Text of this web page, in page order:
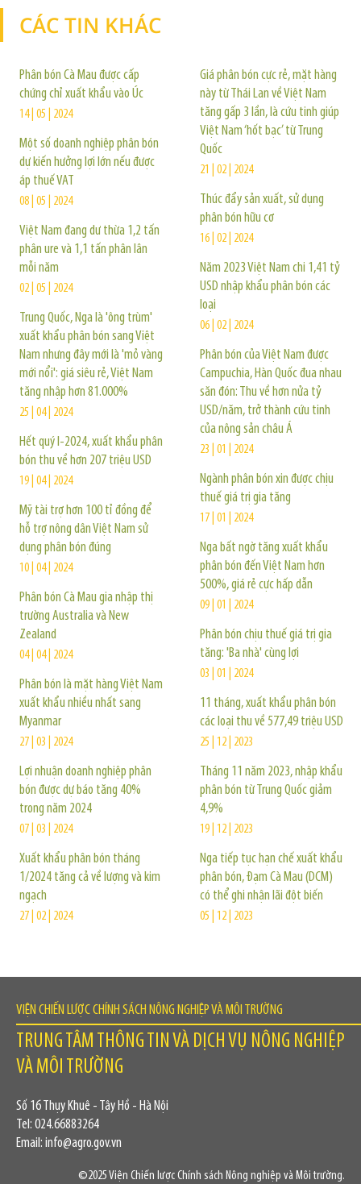
CÁC TIN KHÁC
Phân bón Cà Mau được cấp
chứng chỉ xuất khẩu vào Úc
14 | 05 | 2024
Một số doanh nghiệp phân bón
dự kiến hưởng lợi lớn nếu được
áp thuế VAT
08 | 05 | 2024
Việt Nam đang dư thừa 1,2 tấn
phân ure và 1,1 tấn phân lân
mỗi năm
02 | 05 | 2024
Trung Quốc, Nga là 'ông trùm'
xuất khẩu phân bón sang Việt
Nam nhưng đây mới là 'mỏ vàng
mới nổi': giá siêu rẻ, Việt Nam
tăng nhập hơn 81.000%
25 | 04 | 2024
Hết quý I-2024, xuất khẩu phân
bón thu về hơn 207 triệu USD
19 | 04 | 2024
Mỹ tài trợ hơn 100 tỉ đồng để
hỗ trợ nông dân Việt Nam sử
dụng phân bón đúng
10 | 04 | 2024
Phân bón Cà Mau gia nhập thị
trường Australia và New
Zealand
04 | 04 | 2024
Phân bón là mặt hàng Việt Nam
xuất khẩu nhiều nhất sang
Myanmar
27 | 03 | 2024
Lợi nhuận doanh nghiệp phân
bón được dự báo tăng 40%
trong năm 2024
07 | 03 | 2024
Xuất khẩu phân bón tháng
1/2024 tăng cả về lượng và kim
ngạch
27 | 02 | 2024
Giá phân bón cực rẻ, mặt hàng
này từ Thái Lan về Việt Nam
tăng gấp 3 lần, là cứu tinh giúp
Việt Nam ‘hốt bạc’ từ Trung
Quốc
21 | 02 | 2024
Thúc đẩy sản xuất, sử dụng
phân bón hữu cơ
16 | 02 | 2024
Năm 2023 Việt Nam chi 1,41 tỷ
USD nhập khẩu phân bón các
loại
06 | 02 | 2024
Phân bón của Việt Nam được
Campuchia, Hàn Quốc đua nhau
săn đón: Thu về hơn nửa tỷ
USD/năm, trở thành cứu tinh
của nông sản châu Á
23 | 01 | 2024
Ngành phân bón xin được chịu
thuế giá trị gia tăng
17 | 01 | 2024
Nga bất ngờ tăng xuất khẩu
phân bón đến Việt Nam hơn
500%, giá rẻ cực hấp dẫn
09 | 01 | 2024
Phân bón chịu thuế giá trị gia
tăng: 'Ba nhà' cùng lợi
03 | 01 | 2024
11 tháng, xuất khẩu phân bón
các loại thu về 577,49 triệu USD
25 | 12 | 2023
Tháng 11 năm 2023, nhập khẩu
phân bón từ Trung Quốc giảm
4,9%
19 | 12 | 2023
Nga tiếp tục hạn chế xuất khẩu
phân bón, Đạm Cà Mau (DCM)
có thể ghi nhận lãi đột biến
05 | 12 | 2023
VIỆN CHIẾN LƯỢC CHÍNH SÁCH NÔNG NGHIỆP VÀ MÔI TRƯỜNG
TRUNG TÂM THÔNG TIN VÀ DỊCH VỤ NÔNG NGHIỆP
VÀ MÔI TRƯỜNG
Số 16 Thụy Khuê - Tây Hồ - Hà Nội
Tel: 024.66883264
Email: info@agro.gov.vn
©2025 Viện Chiến lược Chính sách Nông nghiệp và Môi trường.